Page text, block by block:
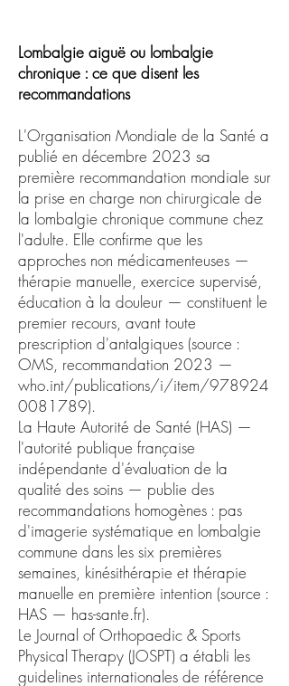
Lombalgie aiguë ou lombalgie
chronique : ce que disent les
recommandations
L'Organisation Mondiale de la Santé a
publié en décembre 2023 sa
première recommandation mondiale sur
la prise en charge non chirurgicale de
la lombalgie chronique commune chez
l'adulte. Elle confirme que les
approches non médicamenteuses —
thérapie manuelle, exercice supervisé,
éducation à la douleur — constituent le
premier recours, avant toute
prescription d'antalgiques (source :
OMS, recommandation 2023 —
who.int/publications/i/item/978924
0081789).
La Haute Autorité de Santé (HAS) —
l'autorité publique française
indépendante d'évaluation de la
qualité des soins — publie des
recommandations homogènes : pas
d'imagerie systématique en lombalgie
commune dans les six premières
semaines, kinésithérapie et thérapie
manuelle en première intention (source :
HAS — has-sante.fr).
Le Journal of Orthopaedic & Sports
Physical Therapy (JOSPT) a établi les
guidelines internationales de référence